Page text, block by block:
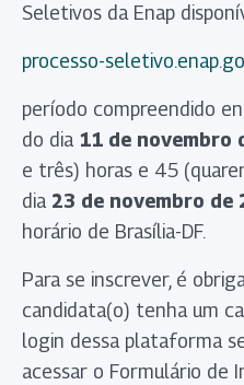
Seletivos da Enap
processo-
período compreendido
do dia 11 de novembro
e três) horas e 45
dia 23 de novembro de
horário de Brasília-DF.
Para se inscrever, é
candidata(o) tenha um
login dessa plataforma
acessar o Formulário de